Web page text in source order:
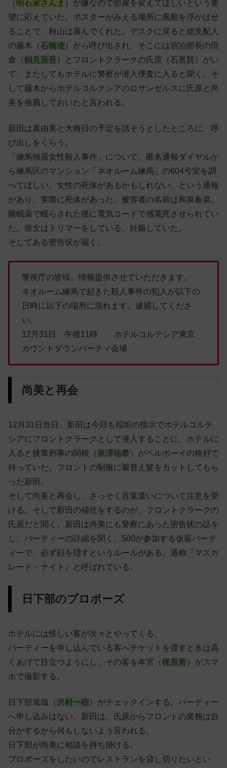
（ 明石家さんま ）が嫌なので部屋を変えてほしいという要
望に応えていた。ポスターがみえる場所に風船を浮かばせ
ることで、秋山は喜んでくれた。デスクに戻ると総支配人
の藤木（石橋凌 ）から呼び出され、そこには宿泊部長の田
倉（鶴見辰吾 ）とフロントクラークの氏原（石黒賢） がい
て、またしてもホテルに警察が潜入捜査に入ると聞く。そ
して藤木からホテルコルテシアのロサンゼルスに氏原と尚
美を推薦しておいたと言われる。
新田は真由美と大晦日の予定を話そうとしたところに、呼
び出しをくらう。
「練馬独居女性殺人事件」について、匿名通報ダイヤルか
ら練馬区のマンション「ネオルーム練馬」の604号室を調
べてほしい。女性の死体があるかもしれない。という通報
があり、実際に死体があった。被害者の名前は和泉春菜。
睡眠薬で眠らされた後に電気コードで感電死させられてい
た。彼女はトリマーをしている。妊娠していた。
そしてある密告状が届く。
警視庁の皆様。情報提供させていただきます。
ネオルーム練馬で起きた殺人事件の犯人が以下の
日時に以下の場所に現れます。逮捕してくださ
い。
12月31日 午後11時 ホテルコルテシア東京
カウントダウンパーティ会場
尚美と再会
12月31日当日、新田は今回も稲垣の指示でホテルコルテ
シアにフロントクラークとして潜入することに。ホテルに
入ると後輩刑事の関根（ 泉澤祐希 ）がベルボーイの格好で
待っていた。フロントの制服に着替え髪をカットしてもら
った新田。
そして尚美と再会し、さっそく言葉遣いについて注意を受
ける。そして新田の補佐をするのが、フロントクラークの
氏原だと聞く。新田は尚美にも警察にあった密告状の話を
し、パーティーの詳細を聞く。500が参加する仮装パーテ
ィーで、必ず顔を隠すというルールがある。通称『マスカ
レード・ナイト』と呼ばれている。
日下部のプロポーズ
ホテルには怪しい客が次々とやってくる。
パーティーを申し込んでいる客へチケットを渡すときは高
くあげて目立つようにし、その客を本宮（梶原善 ）がスマ
ホで撮影する。
日下部篤哉（沢村一樹 ）がチェックインする。パーティー
へ申し込みはない。新田は、氏原からフロントの業務は自
分がするから何もしないよう言われる。
日下部が尚美に相談を持ち掛ける。
プロポーズをしたいのでレストランを貸し切りたいとい